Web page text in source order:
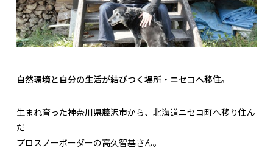
自然環境と自分の生活が結びつく場所・ニセコへ移住。
生まれ育った神奈川県藤沢市から、北海道ニセコ町へ移り住ん
だ
プロスノーボーダーの高久智基さん。